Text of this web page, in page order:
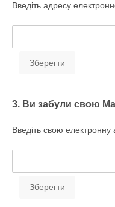
Введіть адресу
3. Ви забули свою
Введіть свою